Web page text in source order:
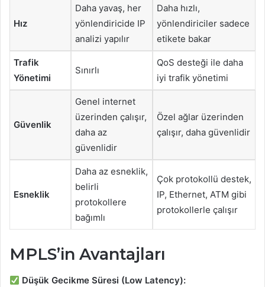
Hız
Daha yavaş, her
yönlendiricide IP
analizi yapılır
Daha hızlı,
yönlendiriciler sadece
etikete bakar
Trafik
Yönetimi
Sınırlı
QoS desteği ile daha
iyi trafik yönetimi
Güvenlik
Genel internet
üzerinden çalışır,
daha az
güvenlidir
Özel ağlar üzerinden
çalışır, daha güvenlidir
Esneklik
Daha az esneklik,
belirli
protokollere
bağımlı
Çok protokollü destek,
IP, Ethernet, ATM gibi
protokollerle çalışır
MPLS’in Avantajları
Düşük Gecikme Süresi (Low Latency):